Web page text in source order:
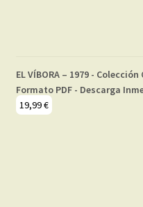
EL VÍBORA – 1979 -
Formato PDF - Descarga
19,99€